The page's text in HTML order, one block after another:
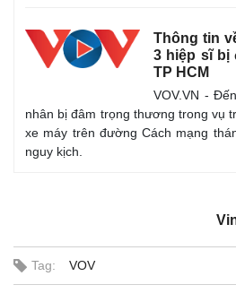
Thông tin
3 hiệp sĩ bị
TP HCM
VOV.VN -
nhân bị đâm trọng thương trong vụ
xe máy trên đường Cách mạng
nguy kịch.
Tag: VOV